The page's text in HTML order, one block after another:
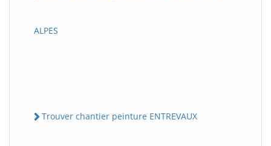
ALPES
Trouver chantier peinture ENTREVAUX